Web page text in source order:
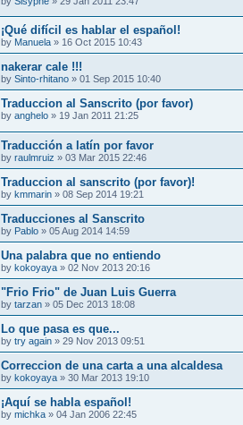
¡Qué difícil es hablar el español!
by Manuela » 16 Oct 2015 10:43
nakerar cale !!!
by Sinto-rhitano » 01 Sep 2015 10:40
Traduccion al Sanscrito (por favor)
by anghelo » 19 Jan 2011 21:25
Traducción a latín por favor
by raulmruiz » 03 Mar 2015 22:46
Traduccion al sanscrito (por favor)!
by kmmarin » 08 Sep 2014 19:21
Traducciones al Sanscrito
by Pablo » 05 Aug 2014 14:59
Una palabra que no entiendo
by kokoyaya » 02 Nov 2013 20:16
"Frio Frio" de Juan Luis Guerra
by tarzan » 05 Dec 2013 18:08
Lo que pasa es que...
by try again » 29 Nov 2013 09:51
Correccion de una carta a una alcaldesa
by kokoyaya » 30 Mar 2013 19:10
¡Aquí se habla español!
by michka » 04 Jan 2006 22:45